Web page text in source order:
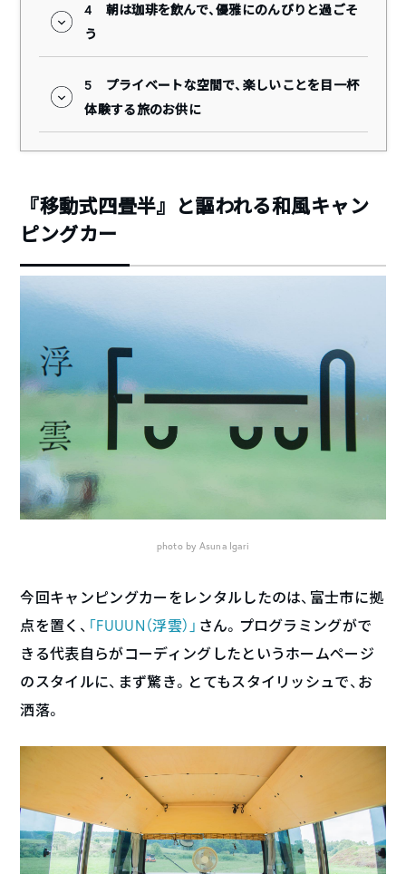
4
朝は珈琲を飲んで、優雅にのんびりと過ごそ
う
5
プライベートな空間で、楽しいことを目一杯
体験する旅のお供に
『移動式四畳半』と謳われる和風キャン
ピングカー
photo by Asuna Igari
今回キャンピングカーをレンタルしたのは、富士市に拠
点を置く、 「FUUUN（浮雲）」 さん。プログラミングがで
きる代表自らがコーディングしたというホームページ
のスタイルに、まず驚き。とてもスタイリッシュで、お
洒落。